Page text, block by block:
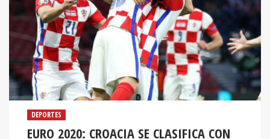
DEPORTES
EURO 2020: CROACIA SE CLASIFICA CON